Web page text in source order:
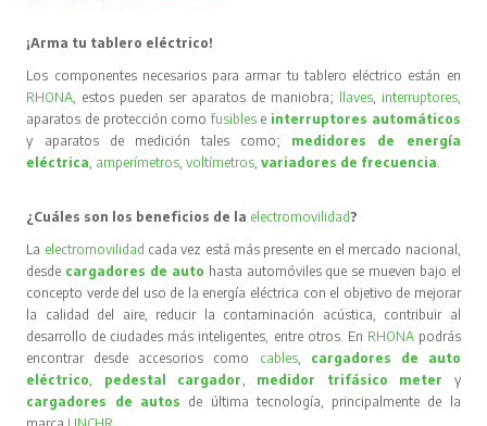
¡Arma tu tablero eléctrico!
Los componentes necesarios para armar tu tablero eléctrico están en
RHONA, estos pueden ser aparatos de maniobra; llaves, interruptores,
aparatos de protección comofusibles e interruptores automáticos
y aparatos de medición tales como; medidores de energía
eléctrica, amperímetros,voltímetros,variadores de frecuencia.
¿Cuáles son los beneficios de la electromovilidad ?
La electromovilidad cada vez está más presente en el mercado nacional,
desde cargadores de auto hasta automóviles que se mueven bajo el
concepto verde del uso de la energía eléctrica con el objetivo de mejorar
la calidad del aire, reducir la contaminación acústica, contribuir al
desarrollo de ciudades más inteligentes, entre otros. En RHONA podrás
encontrar desde accesorios como cables, cargadores de auto
eléctrico, pedestal cargador, medidor trifásico meter
y
cargadores de autos de última tecnología, principalmente de la